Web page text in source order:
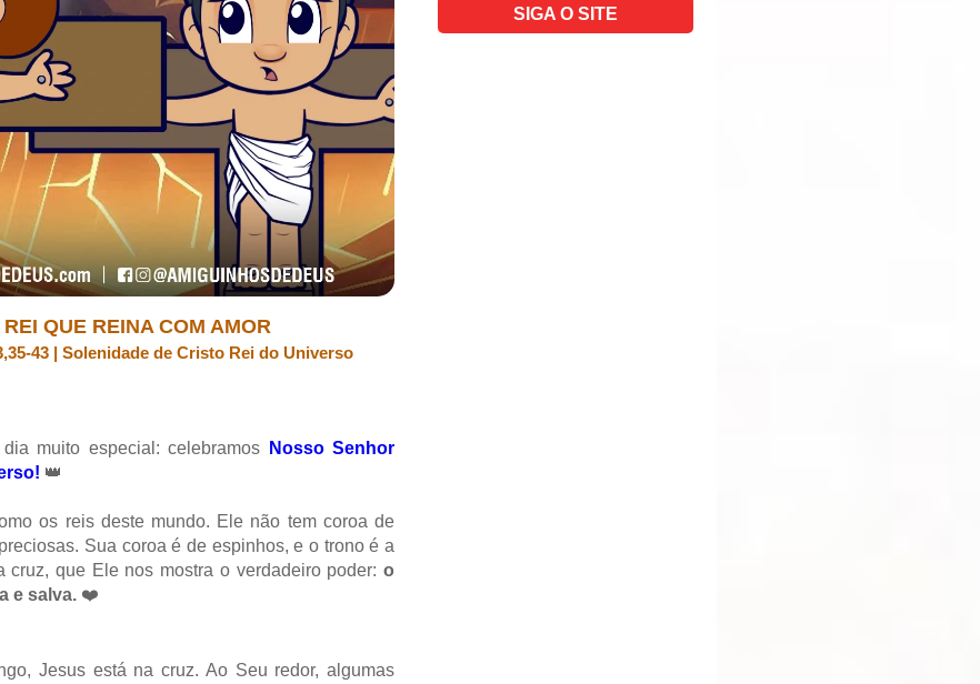
QUE REINA COM AMOR
43 | Solenidade de Cristo Rei do Universo
muito especial: celebramos
Nosso Senhor
👑
os reis deste mundo. Ele não tem coroa de
Sua coroa é de espinhos, e o trono é a
cruz, que Ele nos mostra o verdadeiro poder: o
e salva. ❤️
Jesus está na cruz. Ao Seu redor, algumas
SIGA O SITE